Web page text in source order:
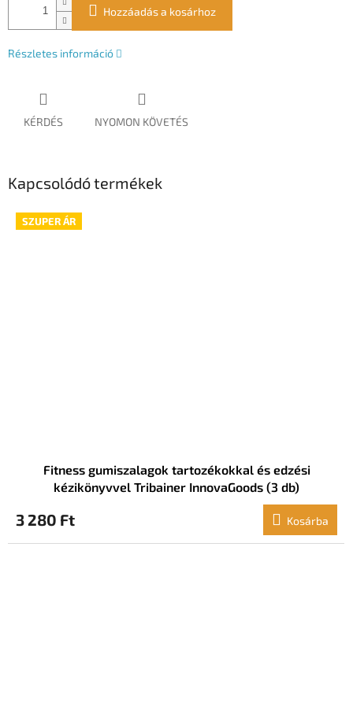
Hozzáadás a kosárhoz
Részletes információ
KÉRDÉS NYOMON KÖVETÉS
Kapcsolódó termékek
SZUPER ÁR
Fitness gumiszalagok tartozékokkal és edzési
kézikönyvvel Tribainer InnovaGoods (3 db)
3 280 Ft Kosárba